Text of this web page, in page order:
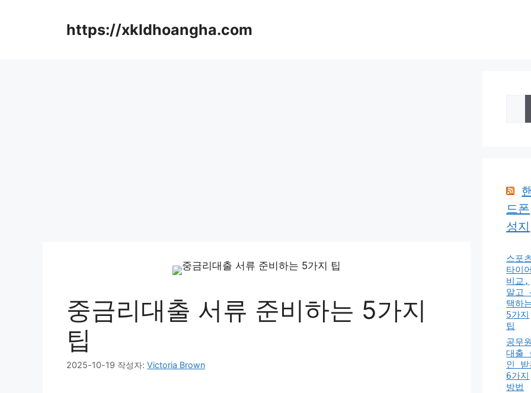
https://xkldhoangha.com
중금리대출 서류 준비하는 5가지
팁
2025-10-19 작성자: Victoria Brown
핸
드폰
성지
스포
타이어
비교,
알고
택하
5가지
팁
공무원
대출
인 받
6가지
방법